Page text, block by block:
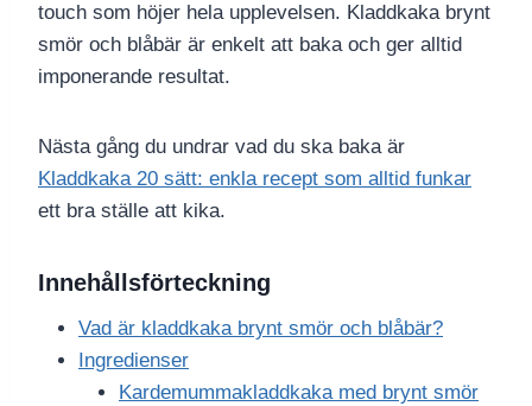
touch som höjer hela upplevelsen. Kladdkaka brynt
smör och blåbär är enkelt att baka och ger alltid
imponerande resultat.
Nästa gång du undrar vad du ska baka är
Kladdkaka 20 sätt: enkla recept som alltid funkar
ett bra ställe att kika.
Innehållsförteckning
Vad är kladdkaka brynt smör och blåbär?
Ingredienser
Kardemummakladdkaka med brynt smör